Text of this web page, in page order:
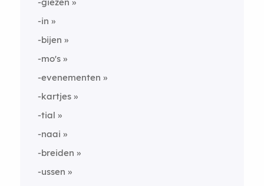
-in
-bijen
-mo's
-evenementen
-kartjes
-tial
-naai
-breiden
-ussen